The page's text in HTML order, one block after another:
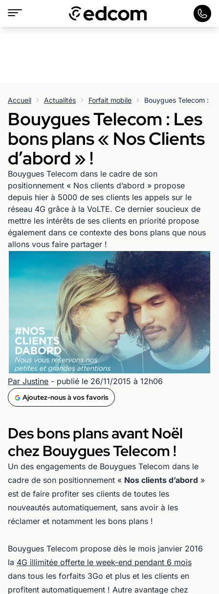
Accueil Actualités Forfait mobile
Bouygues Telecom : Les
bons plans « Nos Clients
d’abord » !
Bouygues Telecom dans le cadre de son
positionnement « Nos clients d’abord » propose
depuis hier à 5000 de ses clients les appels sur le
réseau 4G grâce à la VoLTE. Ce dernier soucieux de
mettre les intérêts de ses clients en priorité propose
également dans ce contexte des bons plans que nous
allons vous faire partager !
Par Justine - publié le 26/11/2015 à 12h06
Ajoutez-nous à vos favoris
Des bons plans avant Noël
chez Bouygues Telecom !
Un des engagements de Bouygues Telecom dans le
cadre de son positionnement « Nos clients d’abord »
est de faire profiter ses clients de toutes les
nouveautés automatiquement, sans avoir à les
réclamer et notamment les bons plans !
Bouygues Telecom propose dès le mois janvier 2016
la 4G illimitée offerte le week-end pendant 6 mois
dans tous les forfaits 3Go et plus et les clients en
profitent automatiquement ! Autre avantage chez